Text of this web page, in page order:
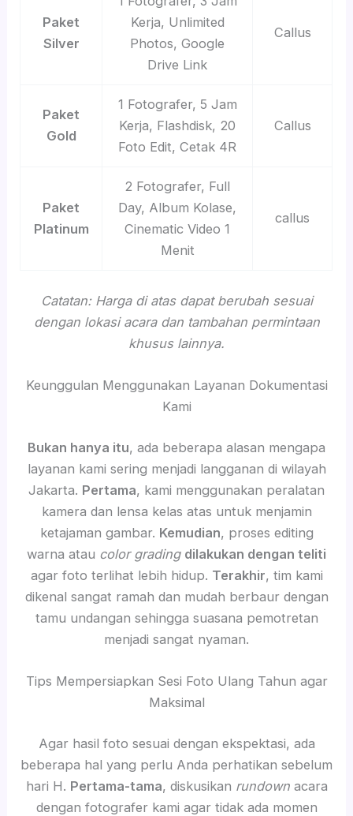
Paket
Silver
Kerja, Unlimited
Photos, Google
Drive Link
Callus
Paket
Gold
1 Fotografer, 5 Jam
Kerja, Flashdisk, 20
Foto Edit, Cetak 4R
Callus
Paket
Platinum
2 Fotografer, Full
Day, Album Kolase,
Cinematic Video 1
Menit
callus
Catatan: Harga di atas dapat berubah sesuai
dengan lokasi acara dan tambahan permintaan
khusus lainnya.
Keunggulan Menggunakan Layanan Dokumentasi
Kami
Bukan hanya itu, ada beberapa alasan mengapa
layanan kami sering menjadi langganan di wilayah
Jakarta. Pertama, kami menggunakan peralatan
kamera dan lensa kelas atas untuk menjamin
ketajaman gambar. Kemudian, proses editing
warna atau color grading dilakukan dengan teliti
agar foto terlihat lebih hidup. Terakhir, tim kami
dikenal sangat ramah dan mudah berbaur dengan
tamu undangan sehingga suasana pemotretan
menjadi sangat nyaman.
Tips Mempersiapkan Sesi Foto Ulang Tahun agar
Maksimal
Agar hasil foto sesuai dengan ekspektasi, ada
beberapa hal yang perlu Anda perhatikan sebelum
hari H. Pertama-tama, diskusikan rundownacara
dengan fotografer kami agar tidak ada momen